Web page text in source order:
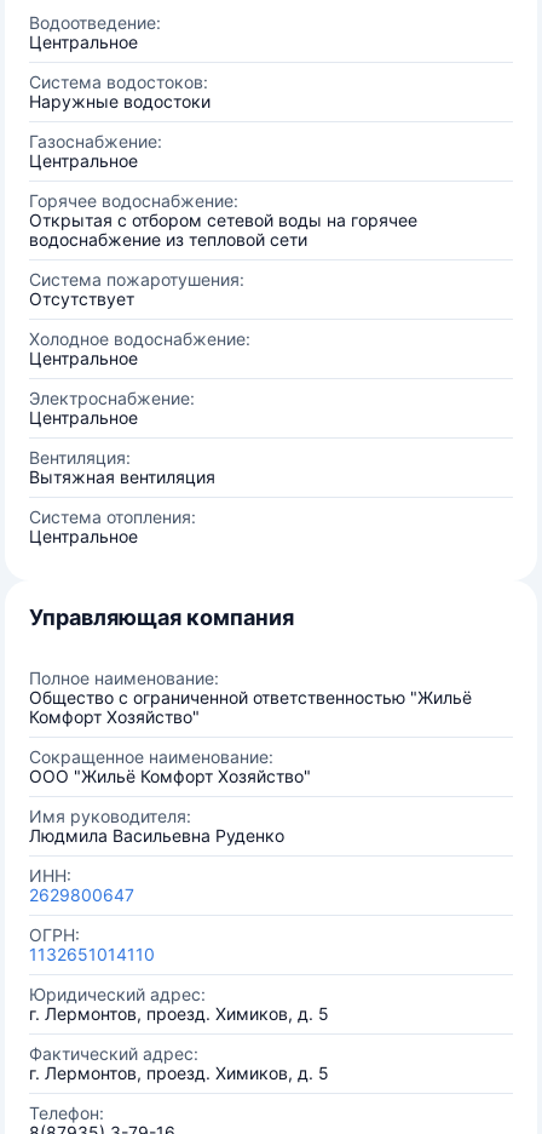
Водоотведение:
Центральное
Система водостоков:
Наружные водостоки
Газоснабжение:
Центральное
Горячее водоснабжение:
Открытая с отбором сетевой воды на горячее
водоснабжение из тепловой сети
Система пожаротушения:
Отсутствует
Холодное водоснабжение:
Центральное
Электроснабжение:
Центральное
Вентиляция:
Вытяжная вентиляция
Система отопления:
Центральное
Управляющая компания
Полное наименование:
Общество с ограниченной ответственностью "Жильё
Комфорт Хозяйство"
Сокращенное наименование:
ООО "Жильё Комфорт Хозяйство"
Имя руководителя:
Людмила Васильевна Руденко
ИНН:
2629800647
ОГРН:
1132651014110
Юридический адрес:
г. Лермонтов, проезд. Химиков, д. 5
Фактический адрес:
г. Лермонтов, проезд. Химиков, д. 5
Телефон: